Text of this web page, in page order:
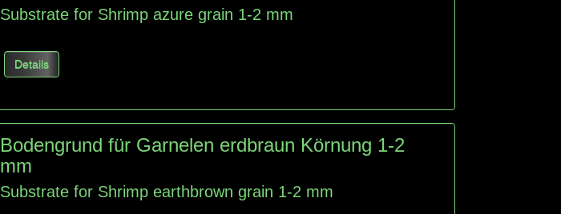
Substrate for Shrimp azure grain 1-2 mm
Details
Bodengrund für Garnelen erdbraun Körnung 1-2
mm
Substrate for Shrimp earthbrown grain 1-2 mm